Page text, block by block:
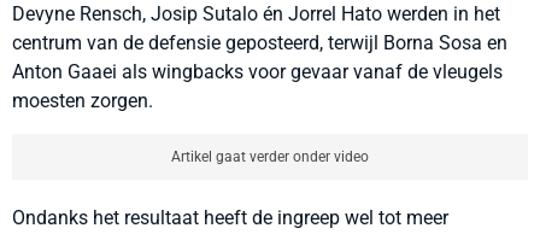
Devyne Rensch, Josip Sutalo én Jorrel Hato werden in het
centrum van de defensie geposteerd, terwijl Borna Sosa en
Anton Gaaei als wingbacks voor gevaar vanaf de vleugels
moesten zorgen.
Artikel gaat verder onder video
Ondanks het resultaat heeft de ingreep wel tot meer